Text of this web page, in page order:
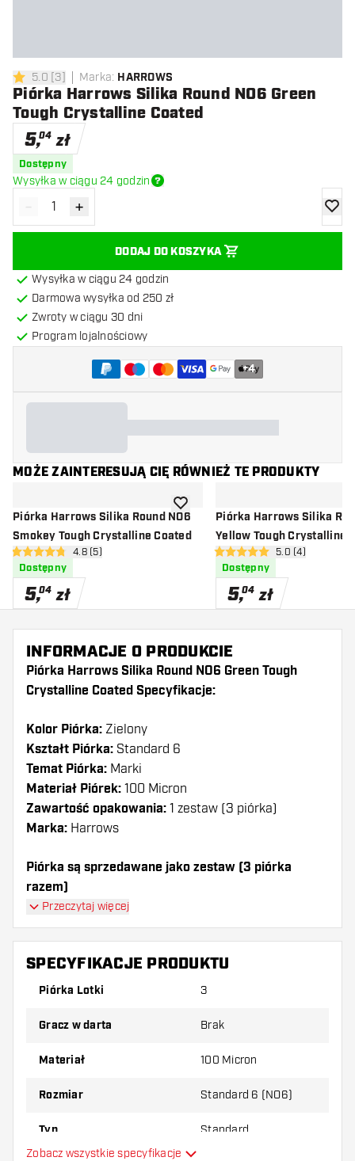
5 gwiazdki oceny
5.0 [3] Marka: HARROWS
Piórka Harrows Silika Round NO6 Green
Tough Crystalline Coated
5,04 zł
Dostępny
Wysyłka w ciągu 24 godzin
Zmniejsz ilość
- Zwiększ ilość
+
DODAJ DO KOSZYKA
Wysyłka w ciągu 24 godzin
Darmowa wysyłka od 250 zł
Zwroty w ciągu 30 dni
Program lojalnościowy
+4
MOŻE ZAINTERESUJĄ CIĘ RÓWNIEŻ TE PRODUKTY
Piórka Harrows Silika Round NO6
Smokey Tough Crystalline Coated
otwórz panel recenzji
4.8 gwiazdki oceny
4.8 (5)
Dostępny
5,04 zł
dodaj do listy życzeń
Piórka Harrows Silika
Yellow Tough Crystalline
otwórz panel
5 gwiazdki oceny5.0 (4)
Dostępny
5,04 zł
INFORMACJE O PRODUKCIE
Piórka Harrows Silika Round NO6 Green Tough
Crystalline Coated Specyfikacje:
Kolor Piórka: Zielony
Kształt Piórka: Standard 6
Temat Piórka: Marki
Materiał Piórek: 100 Micron
Zawartość opakowania: 1 zestaw (3 piórka)
Marka: Harrows
Piórka są sprzedawane jako zestaw (3 piórka
razem)
Dartshopper tip!
Upewnij się, że masz pod ręką dużo piórek i
złamane w wyniku użytkowania.
piórek, aby dowiedzieć się, który wariant
Przeczytaj więcej
SPECYFIKACJE PRODUKTU
Piórka Lotki 3
Gracz w darta Brak
Materiał 100 Micron
Rozmiar Standard 6 (NO6)
Typ Standard
Zobacz wszystkie specyfikacje